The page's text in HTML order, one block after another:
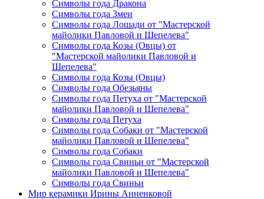
Символы года Дракона
Символы года Змеи
Символы года Лошади от "Мастерской
майолики Павловой и Шепелева"
Символы года Козы (Овцы) от
"Мастерской майолики Павловой и
Шепелева"
Символы года Козы (Овцы)
Символы года Обезьяны
Символы года Петуха от "Мастерской
майолики Павловой и Шепелева"
Символы года Петуха
Символы года Собаки от "Мастерской
майолики Павловой и Шепелева"
Символы года Собаки
Символы года Свиньи от "Мастерской
майолики Павловой и Шепелева"
Символы года Свиньи
Мир керамики Ирины Анненковой